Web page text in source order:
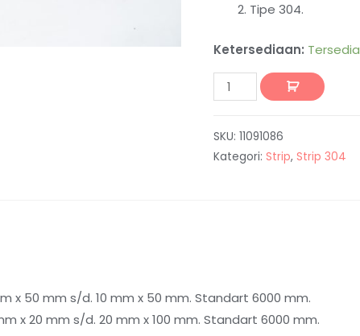
Tipe 304.
Ketersediaan: Tersedia
SKU: 11091086
Kategori: Strip, Strip 304
x 50 mm s/d. 10 mm x 50 mm. Standart 6000 mm.
x 20 mm s/d. 20 mm x 100 mm. Standart 6000 mm.